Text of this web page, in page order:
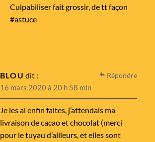
Culpabiliser fait grossir, de tt façon
#astuce
BLOU dit :
16 mars 2020 à 20 h 58 min
Je les ai enfin faites, j’attendais ma
livraison de cacao et chocolat (merci
pour le tuyau d’ailleurs, et elles sont
Répondre